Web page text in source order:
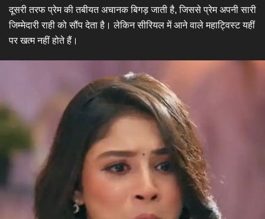
दूसरी तरफ प्रेम की तबीयत अचानक बिगड़ जाती है, जिससे प्रेम अपनी सारी
जिम्मेदारी राही को सौंप देता है। लेकिन सीरियल में आने वाले महाट्विस्ट यहीं
पर खत्म नहीं होते हैं।